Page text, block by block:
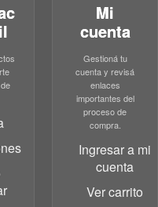
Mi
cuenta
Gestioná tu
cuenta y revisá
enlaces
importantes del
proceso de
compra.
Ingresar a mi
cuenta
Ver carrito